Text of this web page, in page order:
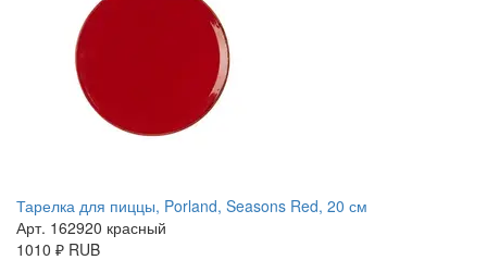
Тарелка для пиццы, Porland, Seasons Red, 20 см
Арт. 162920 красный
1010 ₽ RUB